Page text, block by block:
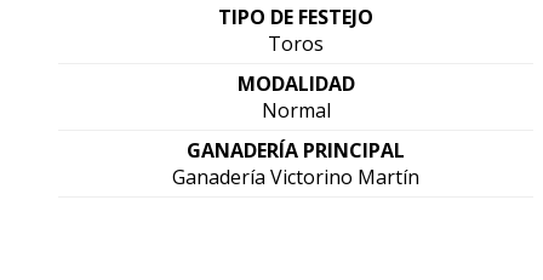
TIPO DE FESTEJO
Toros
MODALIDAD
Normal
GANADERÍA PRINCIPAL
Ganadería Victorino Martín